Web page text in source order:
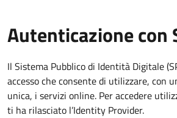
Autenticazione con
Il Sistema Pubblico di Identità Digitale
accesso che consente di utilizzare, con
unica, i servizi online. Per accedere
ti ha rilasciato l’Identity Provider.